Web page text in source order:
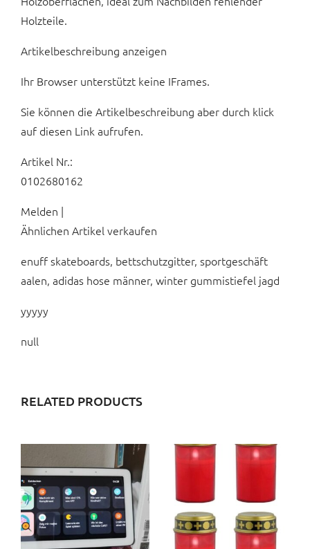
Holzteile.
Artikelbeschreibung anzeigen
Ihr Browser unterstützt keine IFrames.
Sie können die Artikelbeschreibung aber durch klick
auf diesen Link aufrufen.
Artikel Nr.:
0102680162
Melden |
Ähnlichen Artikel verkaufen
enuff skateboards, bettschutzgitter, sportgeschäft
aalen, adidas hose männer, winter gummistiefel jagd
yyyyy
null
RELATED PRODUCTS